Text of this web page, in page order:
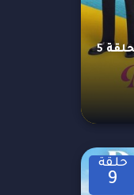
مسلسل حب محتمل الحلقة 5
حلقة
9